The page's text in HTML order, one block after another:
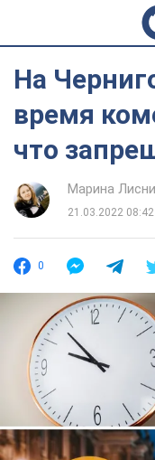
На
время
что
Марина
21.03.2022 08:42
0